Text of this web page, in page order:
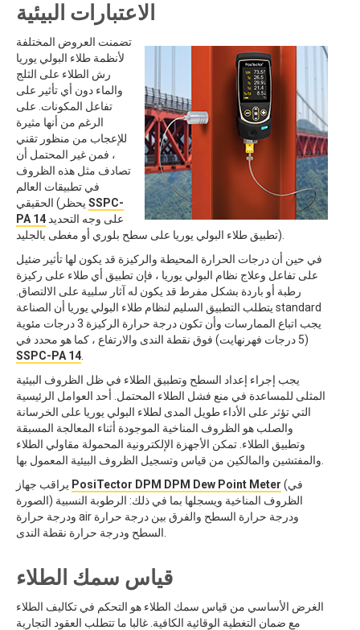
الاعتبارات البيئية
تضمنت العروض المختلفة
لأنظمة طلاء البولي يوريا
رش الطلاء على الثلج
والماء دون أي تأثير على
تفاعل المكونات. على
الرغم من أنها مثيرة
للإعجاب من منظور تقني
، فمن غير المحتمل أن
تصادف مثل هذه الظروف
في تطبيقات العالم
SSPC-
PA 14
تطبيق طلاء البولي يوريا على سطح بلوري أو مغطى بالجليد).
في حين أن درجات الحرارة المحيطة والركيزة قد يكون لها تأثير ضئيل
على تفاعل وعلاج نظام البولي يوريا ، فإن تطبيق أي طلاء على ركيزة
رطبة أو باردة بشكل مفرط قد يكون له آثار سلبية على الالتصاق.
يتطلب التطبيق السليم لنظام طلاء البولي يوريا أن الصناعة standard
يجب اتباع الممارسات وأن تكون درجة حرارة الركيزة 3 درجات مئوية
(5 درجات فهرنهايت) فوق نقطة الندى والارتفاع ، كما هو محدد في
SSPC-PA 14
يجب إجراء إعداد السطح وتطبيق الطلاء في ظل الظروف البيئية
المثلى للمساعدة في منع فشل الطلاء المحتمل. أحد العوامل الرئيسية
التي تؤثر على الأداء طويل المدى لطلاء البولي يوريا على الخرسانة
والصلب هو الظروف المناخية الموجودة أثناء المعالجة المسبقة
وتطبيق الطلاء. تمكن الأجهزة الإلكترونية المحمولة مقاولي الطلاء
PosiTector DPM DPM Dew Point Meter (في
الصورة) الظروف المناخية ويسجلها بما في ذلك: الرطوبة النسبية
ودرجة حرارة air ودرجة حرارة السطح والفرق بين درجة حرارة
قياس سمك الطلاء
الغرض الأساسي من قياس سمك الطلاء هو التحكم في تكاليف الطلاء
مع ضمان التغطية الوقائية الكافية. غالبا ما تتطلب العقود التجارية